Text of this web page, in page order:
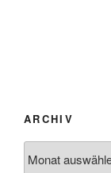
ARCHIV